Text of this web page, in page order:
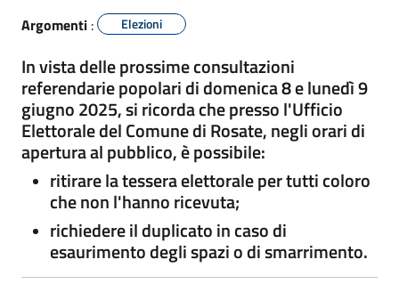
Argomenti : Elezioni
In vista delle prossime consultazioni
referendarie popolari di domenica 8 e lunedì 9
giugno 2025, si ricorda che presso l'Ufficio
Elettorale del Comune di Rosate, negli orari di
apertura al pubblico, è possibile:
ritirare la tessera elettorale per tutti coloro
che non l'hanno ricevuta;
richiedere il duplicato in caso di
esaurimento degli spazi o di smarrimento.